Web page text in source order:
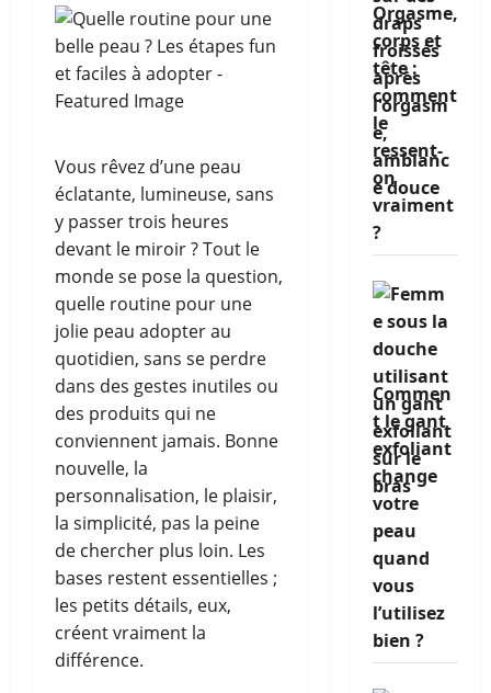
Vous rêvez d’une peau
éclatante, lumineuse, sans
y passer trois heures
devant le miroir ? Tout le
monde se pose la question,
quelle routine pour une
jolie peau adopter au
quotidien, sans se perdre
dans des gestes inutiles ou
des produits qui ne
conviennent jamais. Bonne
nouvelle, la
personnalisation, le plaisir,
la simplicité, pas la peine
de chercher plus loin. Les
bases restent essentielles ;
les petits détails, eux,
créent vraiment la
différence.
Orgasme,
corps et
tête :
comment
le
ressent-
on
vraiment
?
Commen
t le gant
exfoliant
change
votre
peau
quand
vous
l’utilisez
bien ?